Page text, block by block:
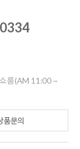
룸(AM 11:00 ~
품문의